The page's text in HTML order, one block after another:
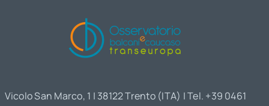
Vicolo San Marco, 1 | 38122 Trento (ITA) | Tel. +39 0461